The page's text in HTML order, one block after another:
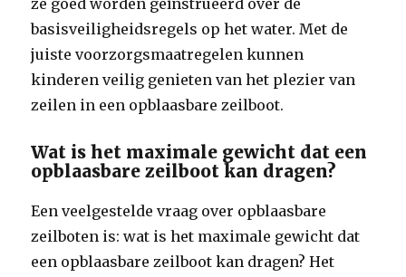
ze goed worden geïnstrueerd over de
basisveiligheidsregels op het water. Met de
juiste voorzorgsmaatregelen kunnen
kinderen veilig genieten van het plezier van
zeilen in een opblaasbare zeilboot.
Wat is het maximale gewicht dat een
opblaasbare zeilboot kan dragen?
Een veelgestelde vraag over opblaasbare
zeilboten is: wat is het maximale gewicht dat
een opblaasbare zeilboot kan dragen? Het